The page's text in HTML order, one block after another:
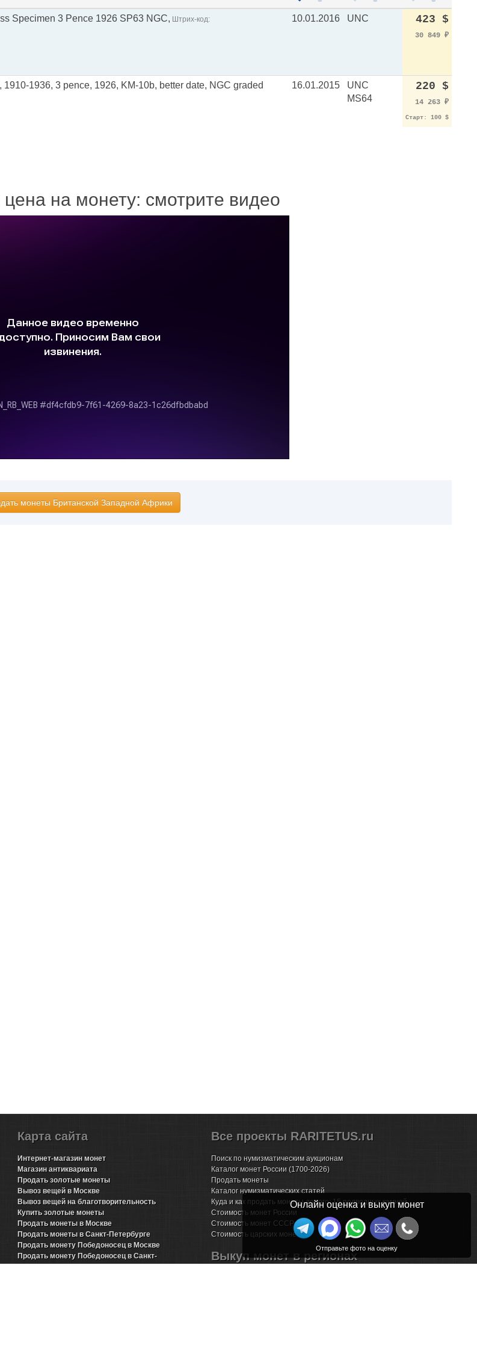
Specimen 3 Pence 1926 SP63 NGC, Штрих-код:
10.01.2016 UNC 423 $
30 849 ₽
1936, 3 pence, 1926, KM-10b, better date, NGC graded
16.01.2015
UNC
MS64
220 $
14 263 ₽
Старт: 100 $
цена на монету: смотрите видео
монеты Британской Западной Африки
Карта сайта
Интернет-магазин монет
Магазин антиквариата
Продать золотые монеты
Вывоз вещей в Москве
Вывоз вещей на благотворительность
Купить золотые монеты
Продать монеты в Москве
Продать монеты в Санкт-Петербурге
Продать монету Победоносец в Москве
Продать монету Победоносец в Санкт-
Все проекты RARITETUS.ru
Поиск по нумизматическим аукционам
Каталог монет России (1700-2026)
Продать монеты
Каталог нумизматических статей
Куда и как продать монеты дорого: 15 подводных камней
Стоимость монет России
Стоимость монет СССР
Стоимость царских монет
Выкуп монет в регионах
Онлайн оценка и выкуп монет